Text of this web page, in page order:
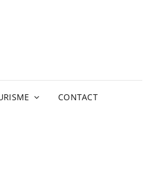
CONTACT